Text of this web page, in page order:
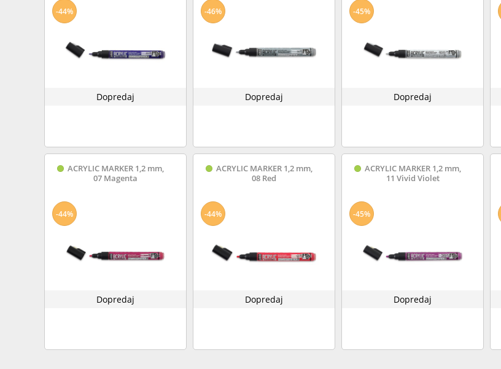
Dopredaj
-44%
Dopredaj
-46%
Dopredaj
-45%
ACRYLIC MARKER 1,2 mm,
07 Magenta
Dopredaj
-44%
ACRYLIC MARKER 1,2 mm,
08 Red
Dopredaj
-44%
ACRYLIC MARKER 1,2 mm,
11 Vivid Violet
Dopredaj
-45%